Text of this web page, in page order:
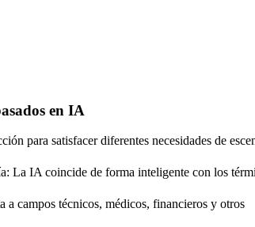
en IA
para satisfacer diferentes necesidades de
La IA coincide de forma inteligente con los
a campos técnicos, médicos, financieros y otros